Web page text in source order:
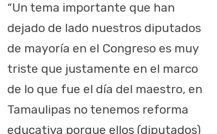
“Un tema importante que han
dejado de lado nuestros diputados
de mayoría en el Congreso es muy
triste que justamente en el marco
de lo que fue el día del maestro, en
Tamaulipas no tenemos reforma
educativa porque ellos (diputados)